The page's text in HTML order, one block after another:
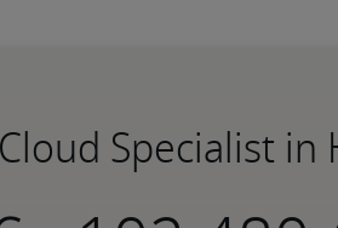
Specialist in